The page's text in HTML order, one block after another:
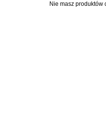
Nie masz produktów